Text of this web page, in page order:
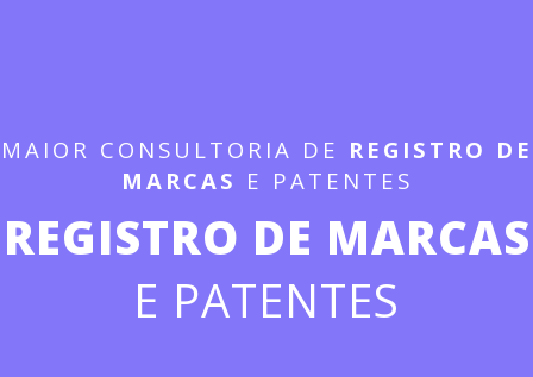
MAIOR CONSULTORIA DE REGISTRO DE
MARCAS E PATENTES
REGISTRO DE MARCAS
E PATENTES